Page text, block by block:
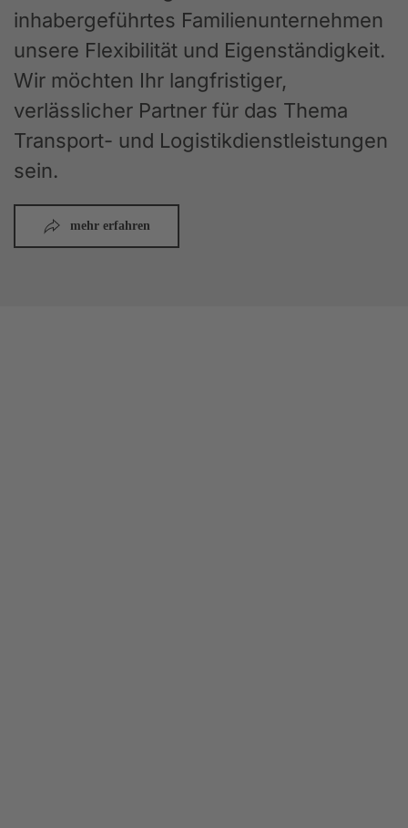
inhabergeführtes Familienunternehmen
unsere Flexibilität und Eigenständigkeit.
Wir möchten Ihr langfristiger,
verlässlicher Partner für das Thema
Transport- und Logistikdienstleistungen
sein.
mehr erfahren